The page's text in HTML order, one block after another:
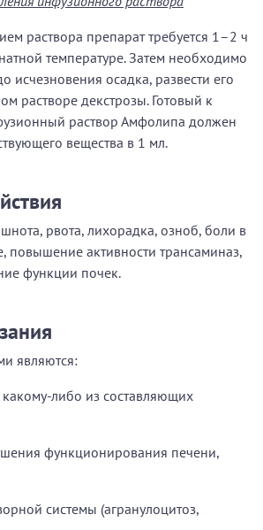
раствора препарат требуется 1–2 ч
температуре. Затем необходимо
исчезновения осадка, развести его
растворе декстрозы. Готовый к
раствор Амфолипа должен
вещества в 1 мл.
рвота, лихорадка, озноб, боли в
повышение активности трансаминаз,
функции почек.
являются:
либо из составляющих
функционирования печени,
системы (агранулоцитоз,